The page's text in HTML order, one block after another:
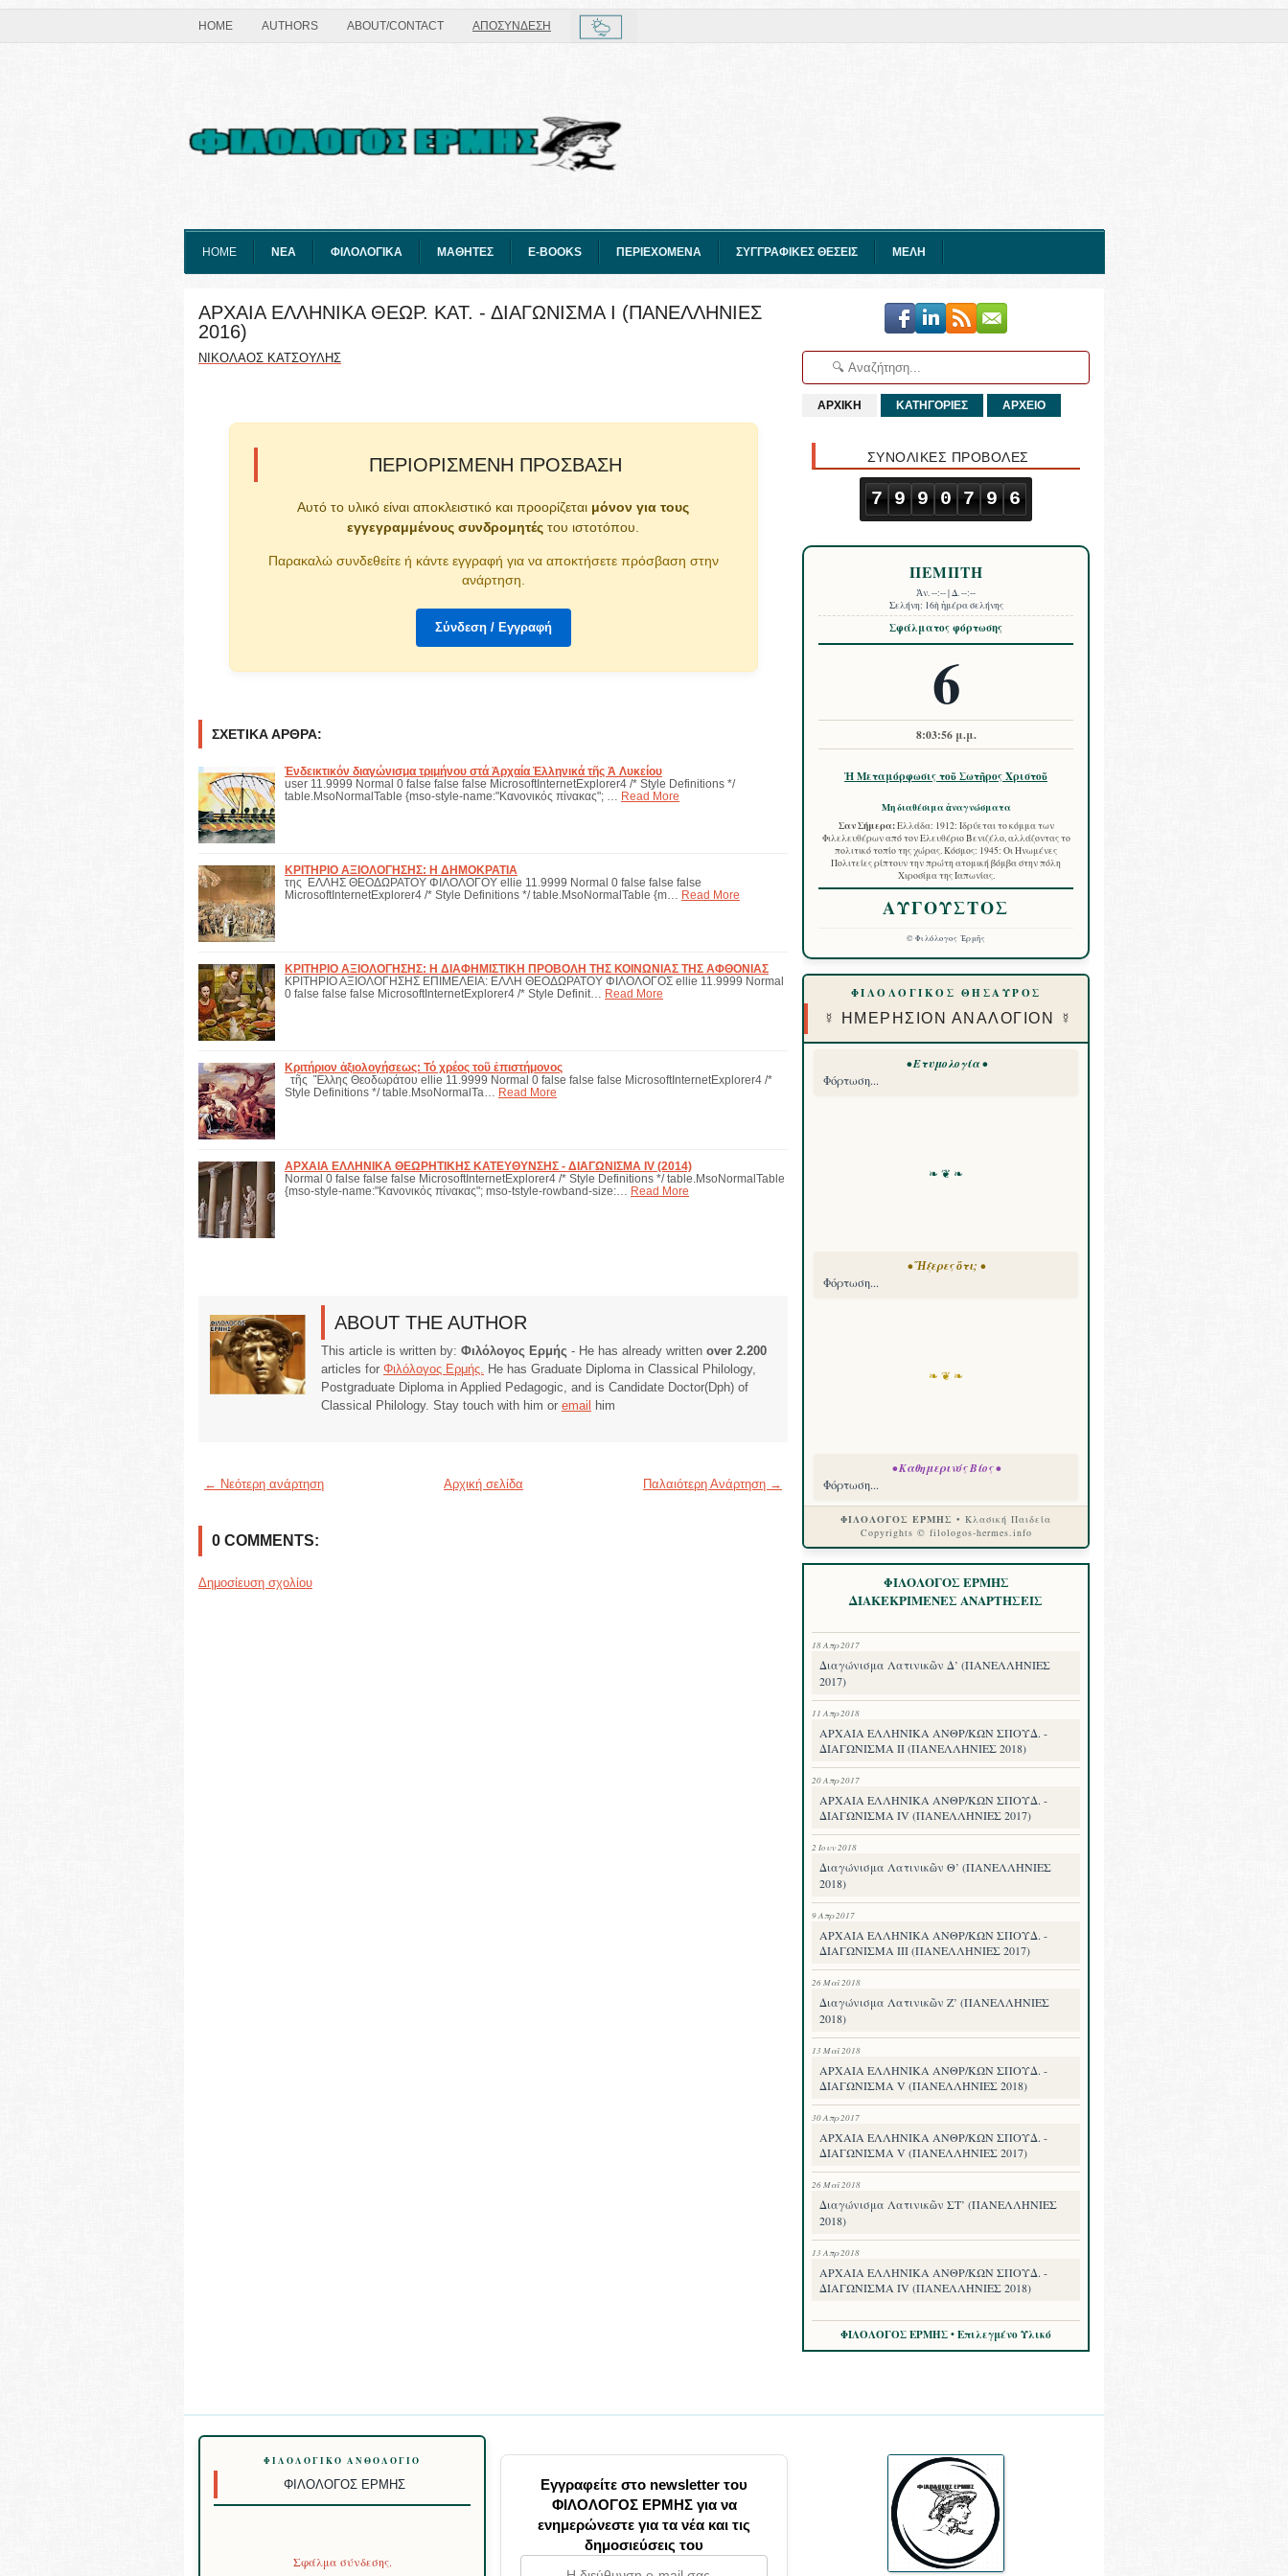
HOME AUTHORS ABOUT/CONTACT ΑΠΟΣΥΝΔΕΣΗ
HOME ΝΕΑ ΦΙΛΟΛΟΓΙΚΑ ΜΑΘΗΤΕΣ E-BOOKS ΠΕΡΙΕΧΟΜΕΝΑ ΣΥΓΓΡΑΦΙΚΕΣ ΘΕΣΕΙΣ ΜΕΛΗ
ΑΡΧΑΙΑ ΕΛΛΗΝΙΚΑ ΘΕΩΡ. ΚΑΤ. - ΔΙΑΓΩΝΙΣΜΑ I (ΠΑΝΕΛΛΗΝΙΕΣ
2016)
ΝΙΚΟΛΑΟΣ ΚΑΤΣΟΥΛΗΣ
ΠΕΡΙΟΡΙΣΜΈΝΗ ΠΡΌΣΒΑΣΗ
Αυτό το υλικό είναι αποκλειστικό και προορίζεται μόνον για τους
εγγεγραμμένους συνδρομητές του ιστοτόπου.
Παρακαλώ συνδεθείτε ή κάντε εγγραφή για να αποκτήσετε πρόσβαση στην
ανάρτηση.
Σύνδεση / Εγγραφή
ΣΧΕΤΙΚΆ ΆΡΘΡΑ:
Ἐνδεικτικόν διαγώνισμα τριμήνου στά Ἀρχαία Ἑλληνικά τῆς Ἀ Λυκείου
user 11.9999 Normal 0 false false false MicrosoftInternetExplorer4 /* Style Definitions */
table.MsoNormalTable {mso-style-name:"Κανονικός πίνακας"; …
Read More
ΚΡΙΤΗΡΙΟ ΑΞΙΟΛΟΓΗΣΗΣ: Η ΔΗΜΟΚΡΑΤΙΑ
της ΕΛΛΗΣ ΘΕΟΔΩΡΑΤΟΥ ΦΙΛΟΛΟΓΟΥ ellie 11.9999 Normal 0 false false false
MicrosoftInternetExplorer4 /* Style Definitions */ table.MsoNormalTable {m…
Read More
ΚΡΙΤΗΡΙΟ ΑΞΙΟΛΟΓΗΣΗΣ: Η ΔΙΑΦΗΜΙΣΤΙΚΗ ΠΡΟΒΟΛΗ ΤΗΣ ΚΟΙΝΩΝΙΑΣ ΤΗΣ ΑΦΘΟΝΙΑΣ
ΚΡΙΤΗΡΙΟ ΑΞΙΟΛΟΓΗΣΗΣ ΕΠΙΜΕΛΕΙΑ: ΕΛΛΗ ΘΕΟΔΩΡΑΤΟΥ ΦΙΛΟΛΟΓΟΣ ellie 11.9999 Normal
0 false false false MicrosoftInternetExplorer4 /* Style Definit…
Read More
Κριτήριον ἀξιολογήσεως: Τό χρέος τοῦ ἐπιστήμονος
τῆς Ἔλλης Θεοδωράτου ellie 11.9999 Normal 0 false false false MicrosoftInternetExplorer4 /*
Style Definitions */ table.MsoNormalTa…
Read More
ΑΡΧΑΙΑ ΕΛΛΗΝΙΚΑ ΘΕΩΡΗΤΙΚΗΣ ΚΑΤΕΥΘΥΝΣΗΣ - ΔΙΑΓΩΝΙΣΜΑ IV (2014)
Normal 0 false false false MicrosoftInternetExplorer4 /* Style Definitions */ table.MsoNormalTable
{mso-style-name:"Κανονικός πίνακας"; mso-tstyle-rowband-size:…
Read More
ABOUT THE AUTHOR
This article is written by: Φιλόλογος Ερμής - He has already written over 2.200
articles for Φιλόλογος Ερμής. He has Graduate Diploma in Classical Philology,
Postgraduate Diploma in Applied Pedagogic, and is Candidate Doctor(Dph) of
Classical Philology. Stay touch with him or email him
← Νεότερη ανάρτηση Παλαιότερη Ανάρτηση →
Αρχική σελίδα
0 COMMENTS:
Δημοσίευση σχολίου
ΑΡΧΙΚΗ ΚΑΤΗΓΟΡΙΕΣ ΑΡΧΕΙΟ
ΣΥΝΟΛΙΚΕΣ ΠΡΟΒΟΛΕΣ
7 9 9 0 7 9 6
ΠΕΜΠΤΗ
Ἀν.--:--| Δ.--:--
Σελήνη: 16ὴ ἡμέρα σελήνης
Σφάλματος φόρτωσης
6
8:03:57 μ.μ.
Ἡ Μεταμόρφωσις τοῦ Σωτῆρος Χριστοῦ
Μη διαθέσιμα ἀναγνώσματα
Σαν Σήμερα:Ελλάδα: 1912: Ιδρύεται το κόμμα των
Φιλελευθέρων από τον Ελευθέριο Βενιζέλο, αλλάζοντας το
πολιτικό τοπίο της χώρας. Κόσμος: 1945: Οι Ηνωμένες
Πολιτείες ρίπτουν την πρώτη ατομική βόμβα στην πόλη
Χιροσίμα της Ιαπωνίας.
ΑΥΓΟΥΣΤΟΣ
© Φιλόλογος Ἑρμῆς
ΦΙΛΟΛΟΓΙΚΟΣ ΘΗΣΑΥΡΟΣ
☿ ΗΜΕΡΗΣΙΟΝ ΑΝΑΛΟΓΙΟΝ ☿
• Ετυμολογία •
Φόρτωση...
❧ ❦ ❧
• Ἤξερες ὅτι; •
Φόρτωση...
❧ ❦ ❧
• Καθημερινός Βίος •
Φόρτωση...
ΦΙΛΟΛΟΓΟΣ ΕΡΜΗΣ • Κλασική Παιδεία
Copyrights © filologos-hermes.info
ΦΙΛΟΛΟΓΟΣ ΕΡΜΗΣ
ΔΙΑΚΕΚΡΙΜΕΝΕΣ ΑΝΑΡΤΗΣΕΙΣ
18 Απρ 2017
Διαγώνισμα Λατινικῶν Δ’ (ΠΑΝΕΛΛΗΝΙΕΣ
2017)
11 Απρ 2018
ΑΡΧΑΙΑ ΕΛΛΗΝΙΚΑ ΑΝΘΡ/ΚΩΝ ΣΠΟΥΔ. -
ΔΙΑΓΩΝΙΣΜΑ II (ΠΑΝΕΛΛΗΝΙΕΣ 2018)
20 Απρ 2017
ΑΡΧΑΙΑ ΕΛΛΗΝΙΚΑ ΑΝΘΡ/ΚΩΝ ΣΠΟΥΔ. -
ΔΙΑΓΩΝΙΣΜΑ IV (ΠΑΝΕΛΛΗΝΙΕΣ 2017)
2 Ιουν 2018
Διαγώνισμα Λατινικῶν Θ’ (ΠΑΝΕΛΛΗΝΙΕΣ
2018)
9 Απρ 2017
ΑΡΧΑΙΑ ΕΛΛΗΝΙΚΑ ΑΝΘΡ/ΚΩΝ ΣΠΟΥΔ. -
ΔΙΑΓΩΝΙΣΜΑ III (ΠΑΝΕΛΛΗΝΙΕΣ 2017)
26 Μαΐ 2018
Διαγώνισμα Λατινικῶν Ζ’ (ΠΑΝΕΛΛΗΝΙΕΣ
2018)
13 Μαΐ 2018
ΑΡΧΑΙΑ ΕΛΛΗΝΙΚΑ ΑΝΘΡ/ΚΩΝ ΣΠΟΥΔ. -
ΔΙΑΓΩΝΙΣΜΑ V (ΠΑΝΕΛΛΗΝΙΕΣ 2018)
30 Απρ 2017
ΑΡΧΑΙΑ ΕΛΛΗΝΙΚΑ ΑΝΘΡ/ΚΩΝ ΣΠΟΥΔ. -
ΔΙΑΓΩΝΙΣΜΑ V (ΠΑΝΕΛΛΗΝΙΕΣ 2017)
26 Μαΐ 2018
Διαγώνισμα Λατινικῶν ΣΤ’ (ΠΑΝΕΛΛΗΝΙΕΣ
2018)
13 Απρ 2018
ΑΡΧΑΙΑ ΕΛΛΗΝΙΚΑ ΑΝΘΡ/ΚΩΝ ΣΠΟΥΔ. -
ΔΙΑΓΩΝΙΣΜΑ IV (ΠΑΝΕΛΛΗΝΙΕΣ 2018)
ΦΙΛΟΛΟΓΟΣ ΕΡΜΗΣ • Επιλεγμένο Υλικό
ΦΙΛΟΛΟΓΙΚΌ ΑΝΘΟΛΌΓΙΟ
ΦΙΛΌΛΟΓΟΣ ΕΡΜΉΣ
Σφάλμα σύνδεσης.
Εγγραφείτε στο newsletter του
ΦΙΛΟΛΟΓΟΣ ΕΡΜΗΣ για να
ενημερώνεστε για τα νέα και τις
δημοσιεύσεις του